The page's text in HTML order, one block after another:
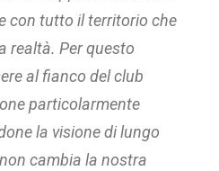
con tutto il territorio che
realtà. Per questo
al fianco del club
particolarmente
la visione di lungo
cambia la nostra